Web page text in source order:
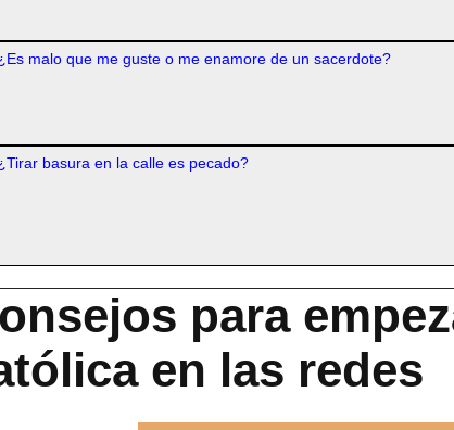
malo que me guste o me enamore de un sacerdote?
basura en la calle es pecado?
para
en las redes